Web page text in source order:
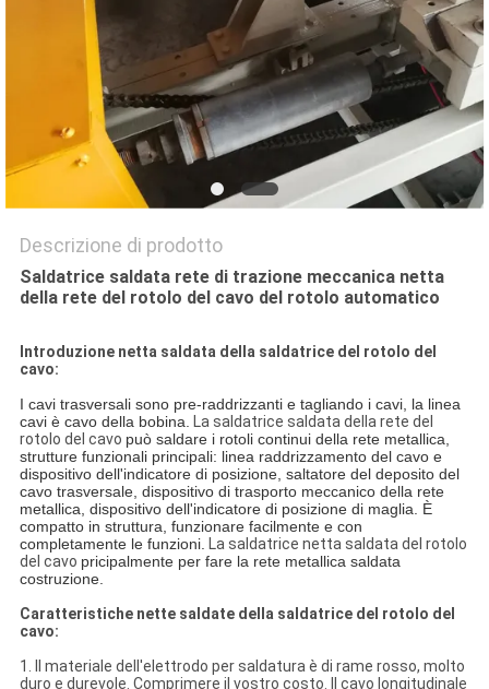
PRIVACY
POLICY
Descrizione di prodotto
Saldatrice saldata rete di trazione meccanica netta
della rete del rotolo del cavo del rotolo automatico
Introduzione netta saldata della saldatrice del rotolo del
cavo:
I cavi trasversali sono pre-raddrizzanti e tagliando i cavi, la linea
cavi è cavo della bobina. La saldatrice saldata della rete del
rotolo del cavo può saldare i rotoli continui della rete metallica,
strutture funzionali principali: linea raddrizzamento del cavo e
dispositivo dell'indicatore di posizione, saltatore del deposito del
cavo trasversale, dispositivo di trasporto meccanico della rete
metallica, dispositivo dell'indicatore di posizione di maglia. È
compatto in struttura, funzionare facilmente e con
completamente le funzioni. La saldatrice netta saldata del rotolo
del cavo pricipalmente per fare la rete metallica saldata
costruzione.
Caratteristiche nette saldate della saldatrice del rotolo del
cavo:
1. Il materiale dell'elettrodo per saldatura è di rame rosso, molto
duro e durevole. Comprimere il vostro costo. Il cavo longitudinale